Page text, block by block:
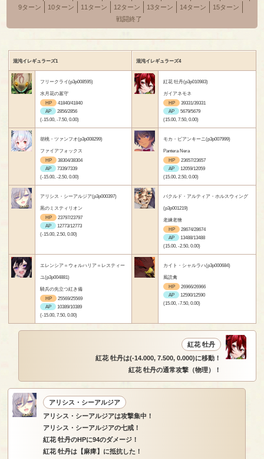
9ターン
10ターン 11ターン 12ターン 13ターン 14ターン
15ターン
戦闘終了
混沌イレギュラーズ1 混沌イレギュラーズ4
フリークライ(p3p008595)
水月花の墓守
HP
41840/41840
AP
2856/2856
(-15.00, -7.50, 0.00)
紅花 牡丹(p3p010983)
ガイアネモネ
HP
39331/39331
AP
5679/5679
(15.00, 7.50, 0.00)
胡桃・ツァンフオ(p3p008299)
ファイアフォックス
HP
38304/38304
AP
7339/7339
(-15.00, -2.50, 0.00)
モカ・ビアンキーニ(p3p007999)
Pantera Nera
HP
23657/23657
AP
12059/12059
(15.00, 2.50, 0.00)
アリシス・シーアルジア(p3p000397)
黒のミスティリオン
HP
23797/23797
AP
12773/12773
(-15.00, 2.50, 0.00)
バクルド・アルティア・ホルスウィング
(p3p001219)
老練老獪
HP
28674/28674
AP
13488/13488
(15.00, -2.50, 0.00)
エレンシア＝ウォルハリア＝レスティー
ユ(p3p004881)
騎兵の先立つ紅き備
HP
25569/25569
AP
10389/10389
(-15.00, 7.50, 0.00)
カイト・シャルラハ(p3p000684)
風読禽
HP
26966/26966
AP
12590/12590
(15.00, -7.50, 0.00)
紅花 牡丹
紅花 牡丹は(-14.000, 7.500, 0.000)に移動！
紅花 牡丹の通常攻撃（物理）！
アリシス・シーアルジア
アリシス・シーアルジアは攻撃集中！
アリシス・シーアルジアの七戒！
紅花 牡丹のHPに94のダメージ！
紅花 牡丹は【麻痺】に抵抗した！